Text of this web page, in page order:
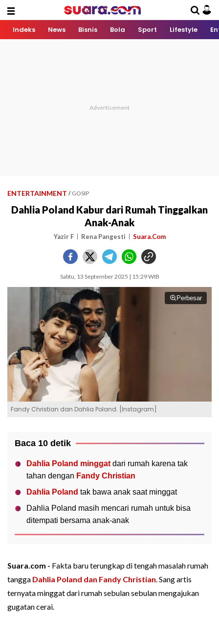
Indeks News Bisnis Bola Sport Lifestyle
ENTERTAINMENT / GOSIP
Dahlia Poland Kabur dari Rumah Tinggalkan
Anak-Anak
Yazir F Rena Pangesti Suara.Com
Sabtu, 13 September 2025 | 15:29 WIB
Perbesar
Fandy Christian dan Dahlia Poland. [Instagram]
Baca 10 detik
Dahlia Poland minggat dari rumah karena tak
tahan dengan Fandy Christian
Dahlia Poland tak bawa anak saat minggat
Dahlia Poland masih mencari rumah untuk bisa
ditempati bersama anak-anak
Suara.com - Fakta baru terungkap di tengah masalah rumah
tangga Dahlia Poland dan Fandy Christian. Sang artis
ternyata minggat dari rumah sebulan sebulan mengajukan
gugatan cerai.